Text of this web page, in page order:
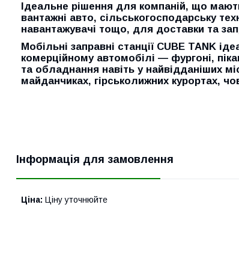
Ідеальне рішення для компаній, що
вантажні авто, сільськогосподарську
навантажувачі тощо, для доставки та
Мобільні заправні станції CUBE TANK
комерційному автомобілі — фургоні,
та обладнання навіть у найвідданіших
майданчиках, гірськолижних курортах,
Інформація для замовлення
Ціна: Ціну уточнюйте